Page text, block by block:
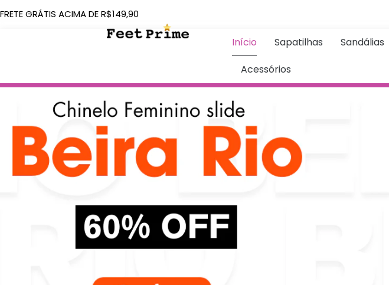
FRETE GRÁTIS ACIMA DE R$149,90
Início Sapatilhas Sandálias
Acessórios